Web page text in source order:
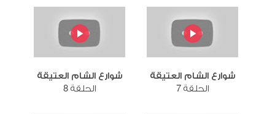
شوارع الشام العتيقة
الحلقة 7
شوارع الشام العتيقة
الحلقة 8